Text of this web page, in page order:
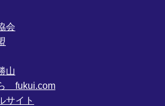
会
山
fukui.com
サイト